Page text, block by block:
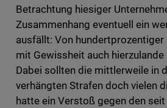
Betrachtung hiesiger
Zusammenhang eventuell ein
ausfällt: Von
mit Gewissheit auch hierzulande
Dabei sollten die mittlerweile in
verhängten Strafen doch vielen
hatte ein Verstoß gegen den